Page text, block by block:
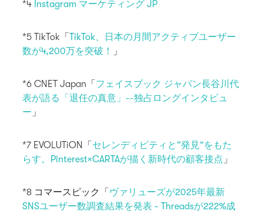
*4 Instagram マーケティング JP
*5 TikTok「TikTok、日本の月間アクティブユーザー
数が4,200万を突破！
」
*6 CNET Japan「 フェイスブック ジャパン長谷川代
表が語る「退任の真意」--独占ロングインタビュ
ー 」
*7 EVOLUTiON「 セレンディピティと“発見”をもた
らす。Pinterest×CARTAが描く新時代の顧客接点 」
*8 コマースピック「 ヴァリューズが2025年最新
SNSユーザー数調査結果を発表 - Threadsが222%成